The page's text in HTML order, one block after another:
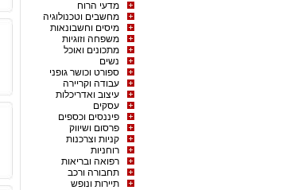
מדעי הרוח
מחשבים וטכנולוגיה
מיסים וחשבונאות
משפחה וזוגיות
מתכונים ואוכל
נשים
ספורט וכושר גופני
עבודה וקריירה
עיצוב ואדריכלות
עסקים
פיננסים וכספים
פרסום ושיווק
קניות וצרכנות
רוחניות
רפואה ובריאות
תחבורה ורכב
תיירות ונופש